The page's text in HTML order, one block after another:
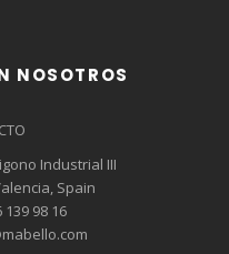
NOSOTROS
Industrial III
Spain
139 98 16